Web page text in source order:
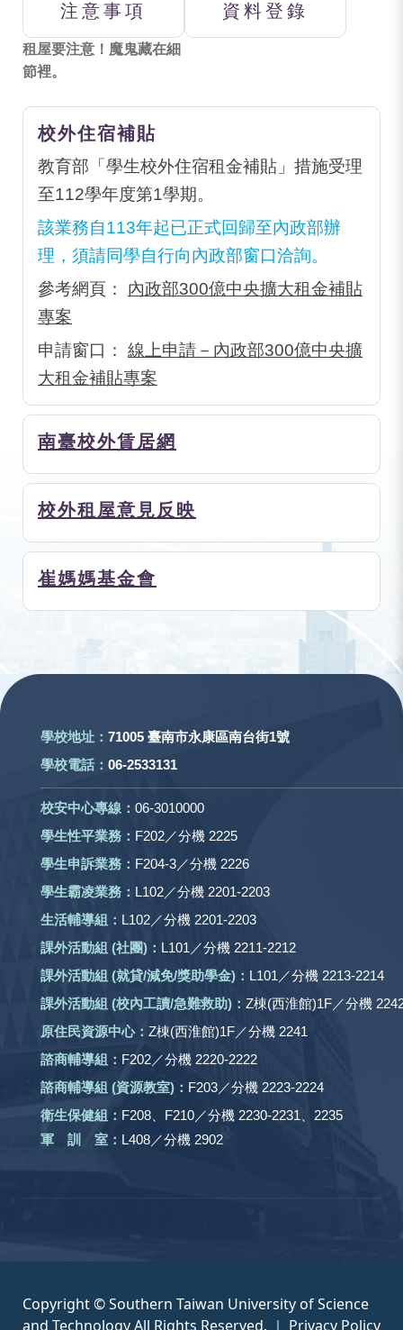
注意事項
租屋要注意！魔鬼藏在細
節裡。
資料登錄
校外住宿補貼
教育部「學生校外住宿租金補貼」措施受理
至112學年度第1學期。
該業務自113年起已正式回歸至內政部辦
理，須請同學自行向內政部窗口洽詢。
參考網頁： 內政部300億中央擴大租金補貼
專案
申請窗口： 線上申請－內政部300億中央擴
大租金補貼專案
南臺校外賃居網
校外租屋意見反映
崔媽媽基金會
學校地址： 71005 臺南市永康區南台街1號
學校電話： 06-2533131
校安中心專線： 06-3010000
學生性平業務： F202／分機 2225
學生申訴業務： F204-3／分機 2226
學生霸凌業務： L102／分機 2201-2203
生活輔導組： L102／分機 2201-2203
課外活動組 (社團) ： L101／分機 2211-2212
課外活動組 (就貸/減免/獎助學金)： L101／分機 2213-2214
課外活動組 (校內工讀/急難救助) ： Z棟(西淮館)1F／分機
原住民資源中心： Z棟(西淮館)1F／分機 2241
諮商輔導組： F202／分機 2220-2222
諮商輔導組 (資源教室)： F203／分機 2223-2224
衛生保健組： F208、F210／分機 2230-2231、2235
軍 訓 室： L408／分機 2902
Copyright © Southern Taiwan University of Science
and Technology All Rights Reserved. ｜ Privacy Policy